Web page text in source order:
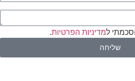
למדיניות הפרטיות.
שליחה